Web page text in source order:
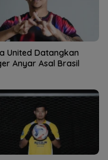
United Datangkan
Anyar Asal Brasil